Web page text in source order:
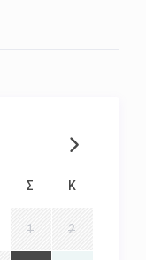
Σ Κ
1 2